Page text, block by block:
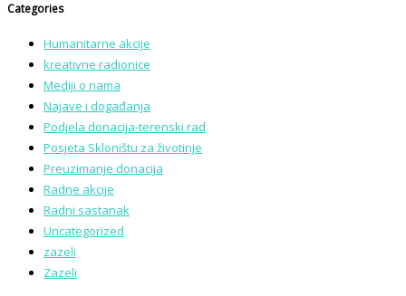
Categories
Humanitarne akcije
kreativne radionice
Mediji o nama
Najave i događanja
Podjela donacija-terenski rad
Posjeta Skloništu za životinje
Preuzimanje donacija
Radne akcije
Radni sastanak
Uncategorized
zazeli
Zazeli